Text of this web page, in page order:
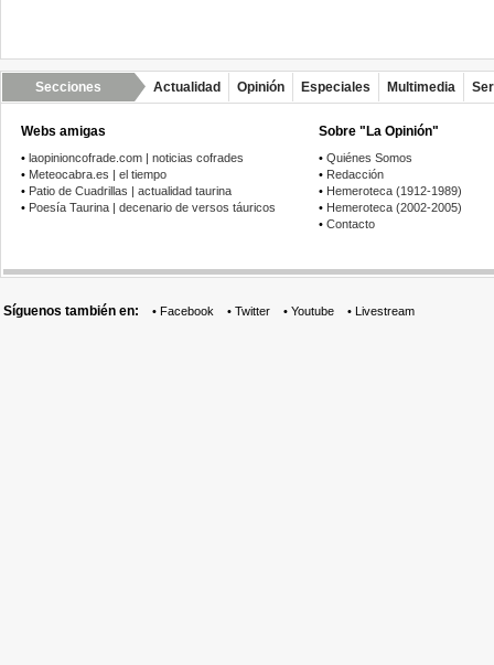
Secciones Actualidad Opinión Especiales Multimedia
Webs amigas
• laopinioncofrade.com | noticias cofrades
• Meteocabra.es | el tiempo
• Patio de Cuadrillas | actualidad taurina
• Poesía Taurina | decenario de versos táuricos
Sobre "La Opinión"
• Quiénes Somos
• Redacción
• Hemeroteca (1912-1989)
• Hemeroteca (2002-2005)
• Contacto
Síguenos también en: • Facebook • Twitter • Youtube • Livestream